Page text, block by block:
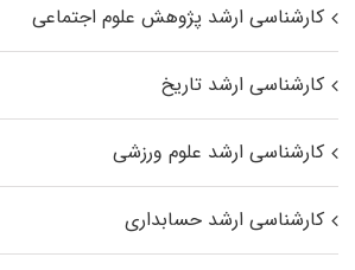
کارشناسی ارشد پژوهش علوم اجتماعی
کارشناسی ارشد تاریخ
کارشناسی ارشد علوم ورزشی
کارشناسی ارشد حسابداری